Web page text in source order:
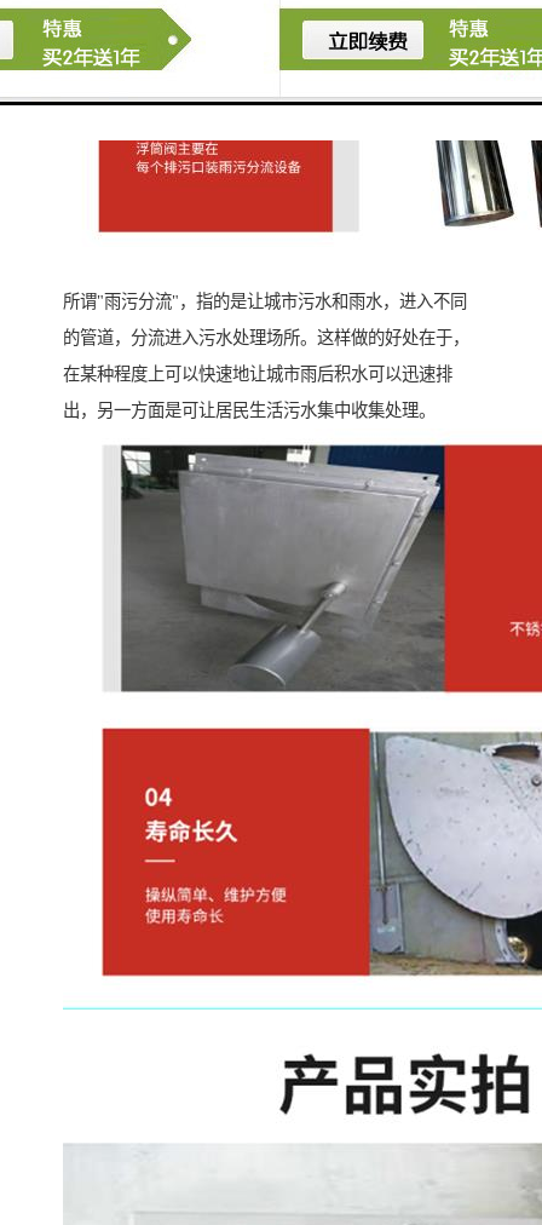
所谓"雨污分流"，指的是让城市污水和雨水，进入不同
的管道，分流进入污水处理场所。这样做的好处在于，
在某种程度上可以快速地让城市雨后积水可以迅速排
出，另一方面是可让居民生活污水集中收集处理。